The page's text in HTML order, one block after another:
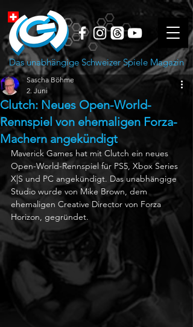
Das unabhängige Schweizer Spiele Magazin
Clutch: Neues Open-World-
Rennspiel von ehemaligen Forza-
Machern angekündigt
Sascha Böhme
2. Juni
Maverick Games hat mit Clutch ein neues
Open-World-Rennspiel für PS5, Xbox Series
X|S und PC angekündigt. Das unabhängige
Studio wurde von Mike Brown, dem
ehemaligen Creative Director von Forza
Horizon, gegründet.